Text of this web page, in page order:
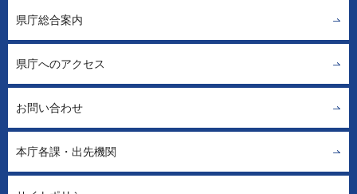
県庁総合案内
県庁へのアクセス
お問い合わせ
本庁各課・出先機関